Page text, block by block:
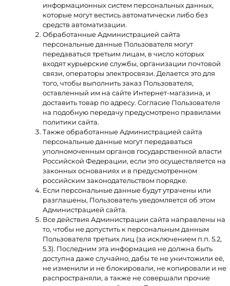
информационных систем персональных данных,
которые могут вестись автоматически либо без
средств автоматизации.
Обработанные Администрацией сайта
персональные данные Пользователя могут
передаваться третьим лицам, в число которых
входят курьерские службы, организации почтовой
связи, операторы электросвязи. Делается это для
того, чтобы выполнить заказ Пользователя,
оставленный им на сайте Интернет-магазина, и
доставить товар по адресу. Согласие Пользователя
на подобную передачу предусмотрено правилами
политики сайта.
Также обработанные Администрацией сайта
персональные данные могут передаваться
уполномоченным органов государственной власти
Российской Федерации, если это осуществляется на
законных основаниях и в предусмотренном
российским законодательством порядке.
Если персональные данные будут утрачены или
разглашены, Пользователь уведомляется об этом
Администрацией сайта.
Все действия Администрации сайта направлены на
то, чтобы не допустить к персональным данным
Пользователя третьих лиц (за исключением п.п. 5.2,
5.3). Последним эта информация не должна быть
доступна даже случайно, дабы те не уничтожили её,
не изменили и не блокировали, не копировали и не
распространяли, а также не совершали прочие